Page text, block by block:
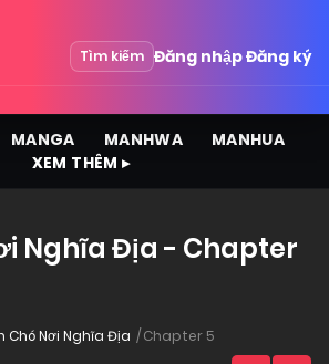
Tìm kiếm Đăng nhậpĐăng ký
MANGA MANHWA
MANHUA
XEM THÊM ▸
Nghĩa Địa - Chapter
Chó Nơi Nghĩa Địa Chapter 5